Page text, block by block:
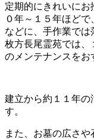
定期的にきれいにお
０年～１５年ほど
などに、手作業では
枚方長尾霊苑では、
のメンテナンスをお
建立から約１１年の
す。
また、お墓の広さ